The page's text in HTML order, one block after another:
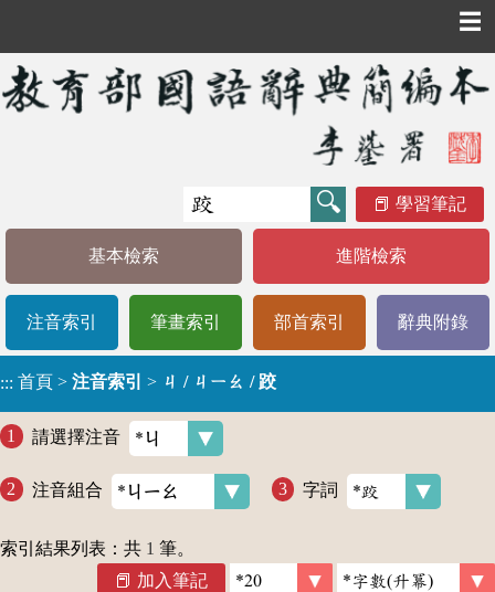
☰
學習筆記
基本檢索 進階檢索
注音索引 筆畫索引 部首索引 辭典附錄
::: 首頁 > 注音索引 > ㄐ / ㄐㄧㄠ / 跤
請選擇注音
注音組合 字詞
索引結果列表：共 1 筆。
加入筆記